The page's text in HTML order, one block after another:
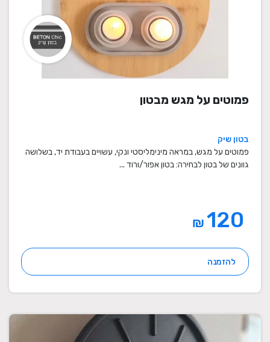
פמוטים על מגש מבטון
בטון שיק
פמוטים על מגש, במראה מינימליסטי ונקי, עשויים בעבודת יד, בשלושה
גוונים של בטון לבחירה: בטון אפור/ורוד ...
₪
להזמנה